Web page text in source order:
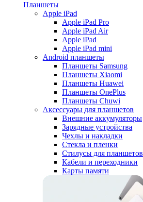
Планшеты
Apple iPad
Apple iPad Pro
Apple iPad Air
Apple iPad
Apple iPad mini
Android планшеты
Планшеты Samsung
Планшеты Xiaomi
Планшеты Huawei
Планшеты OnePlus
Планшеты Chuwi
Аксессуары для планшетов
Внешние аккумуляторы
Зарядные устройства
Чехлы и накладки
Стекла и пленки
Стилусы для планшетов
Кабели и переходники
Карты памяти